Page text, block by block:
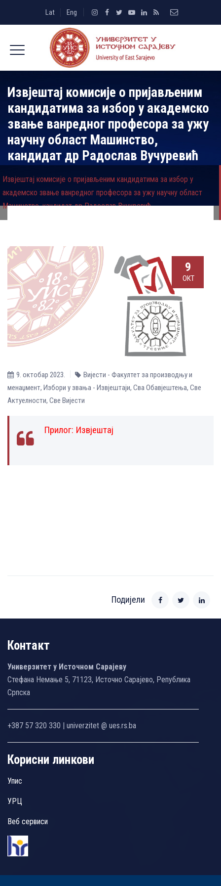
Lat Eng
Извјештај комисије о пријављеним
кандидатима за избор у академско
звање ванредног професора за ужу
научну област Машинство,
кандидат др Радослав Вучуревић
Извјештај комисије о пријављеним кандидатима за избор у
академско звање ванредног професора за ужу научну област
Машинство, кандидат др Радослав Вучуревић
9
ОКТ
9. октобар 2023.
Вијести - Факултет за производњу и
менаџмент, Избори у звања - Извјештаји, Сва Обавјештења, Све
Aктуелности, Све Вијести
Прилог: Извјештај
Подијели
Контакт
Универзитет у Источном Сарајеву
Стефана Немање 5, 71123, Источно Сарајево, Република
Српска
+387 57 320 330 | univerzitet @ ues.rs.ba
Корисни линкови
Упис
УРЦ
Веб сервиси